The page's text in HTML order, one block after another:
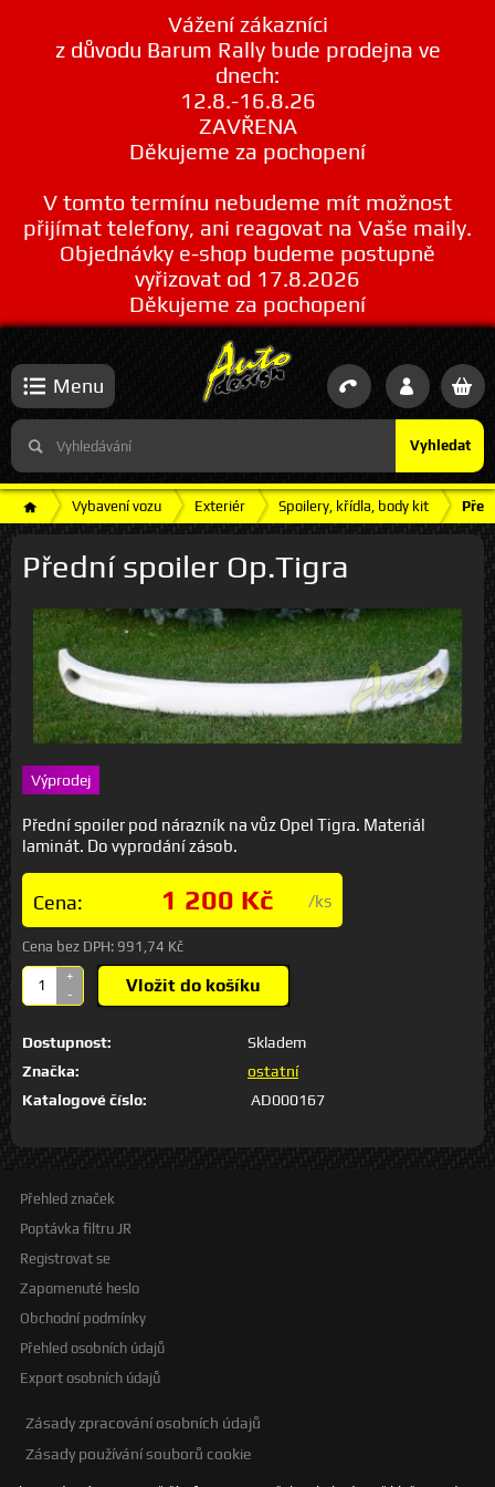
Vážení zákazníci
z důvodu Barum Rally bude prodejna ve
dnech:
12.8.-16.8.26
ZAVŘENA
Děkujeme za pochopení
V tomto termínu nebudeme mít možnost
přijímat telefony, ani reagovat na Vaše maily.
Objednávky e-shop budeme postupně
vyřizovat od 17.8.2026
Děkujeme za pochopení
Vyhledat
Menu
Vybavení vozu Exteriér Spoilery, křídla, body kit
Přední spoiler Op.Tigra
Výprodej
Přední spoiler pod nárazník na vůz Opel Tigra. Materiál
laminát. Do vyprodání zásob.
Cena: 1 200 Kč /ks
Cena bez DPH: 991,74 Kč
+
-
Vložit do košíku
Dostupnost:
Skladem
Značka:
ostatní
Katalogové číslo:
AD000167
Přehled značek
Poptávka filtru JR
Registrovat se
Zapomenuté heslo
Obchodní podmínky
Přehled osobních údajů
Export osobních údajů
Zásady zpracování osobních údajů
Zásady používání souborů cookie